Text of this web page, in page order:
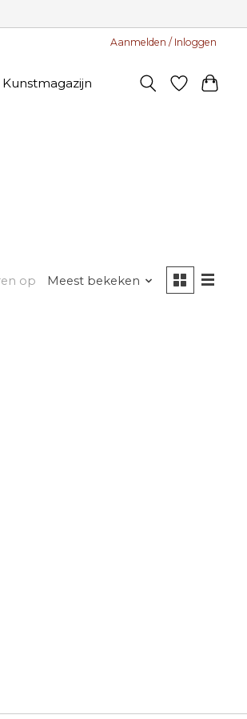
Aanmelden / Inloggen
Kunstmagazijn
op Meest bekeken